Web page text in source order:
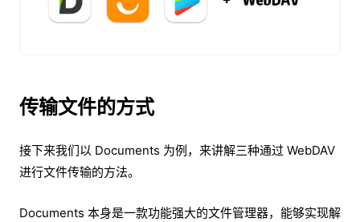
传输文件的方式
接下来我们以 Documents 为例，来讲解三种通过 WebDAV
进行文件传输的方法。
Documents 本身是一款功能强大的文件管理器，能够实现解